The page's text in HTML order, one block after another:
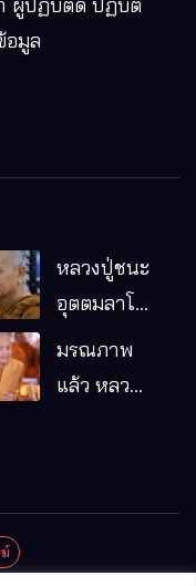
ผู้ปฏิบัติดี ปฏิบัติ
อมูล
หลวงปู่ชนะ
อุตตมลาโภ
หมากอื๋อ
มรณภาพ
แล้ว หลวง